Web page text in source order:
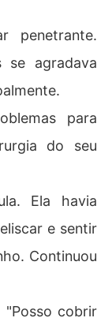
penetrante.
se agradava
para
do seu
Ela havia
e sentir
Continuou
"Posso cobrir